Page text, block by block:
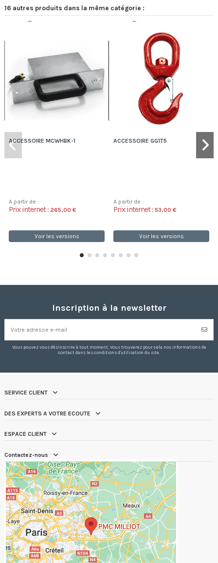
16 autres produits dans la même catégorie :
ACCESSOIRE MCWHBK-1
Rupture
A partir de :
Prix internet : 265,00 €
Voir les versions
ACCESSOIRE GG1T5
Rupture
A partir de :
Prix internet : 53,00 €
Voir les versions
Inscription à la newsletter
Vous pouvez vous désinscrire à tout moment. Vous trouverez pour cela nos informations de
contact dans les conditions d'utilisation du site.
SERVICE CLIENT
DES EXPERTS A VOTRE ECOUTE
ESPACE CLIENT
Contactez-nous